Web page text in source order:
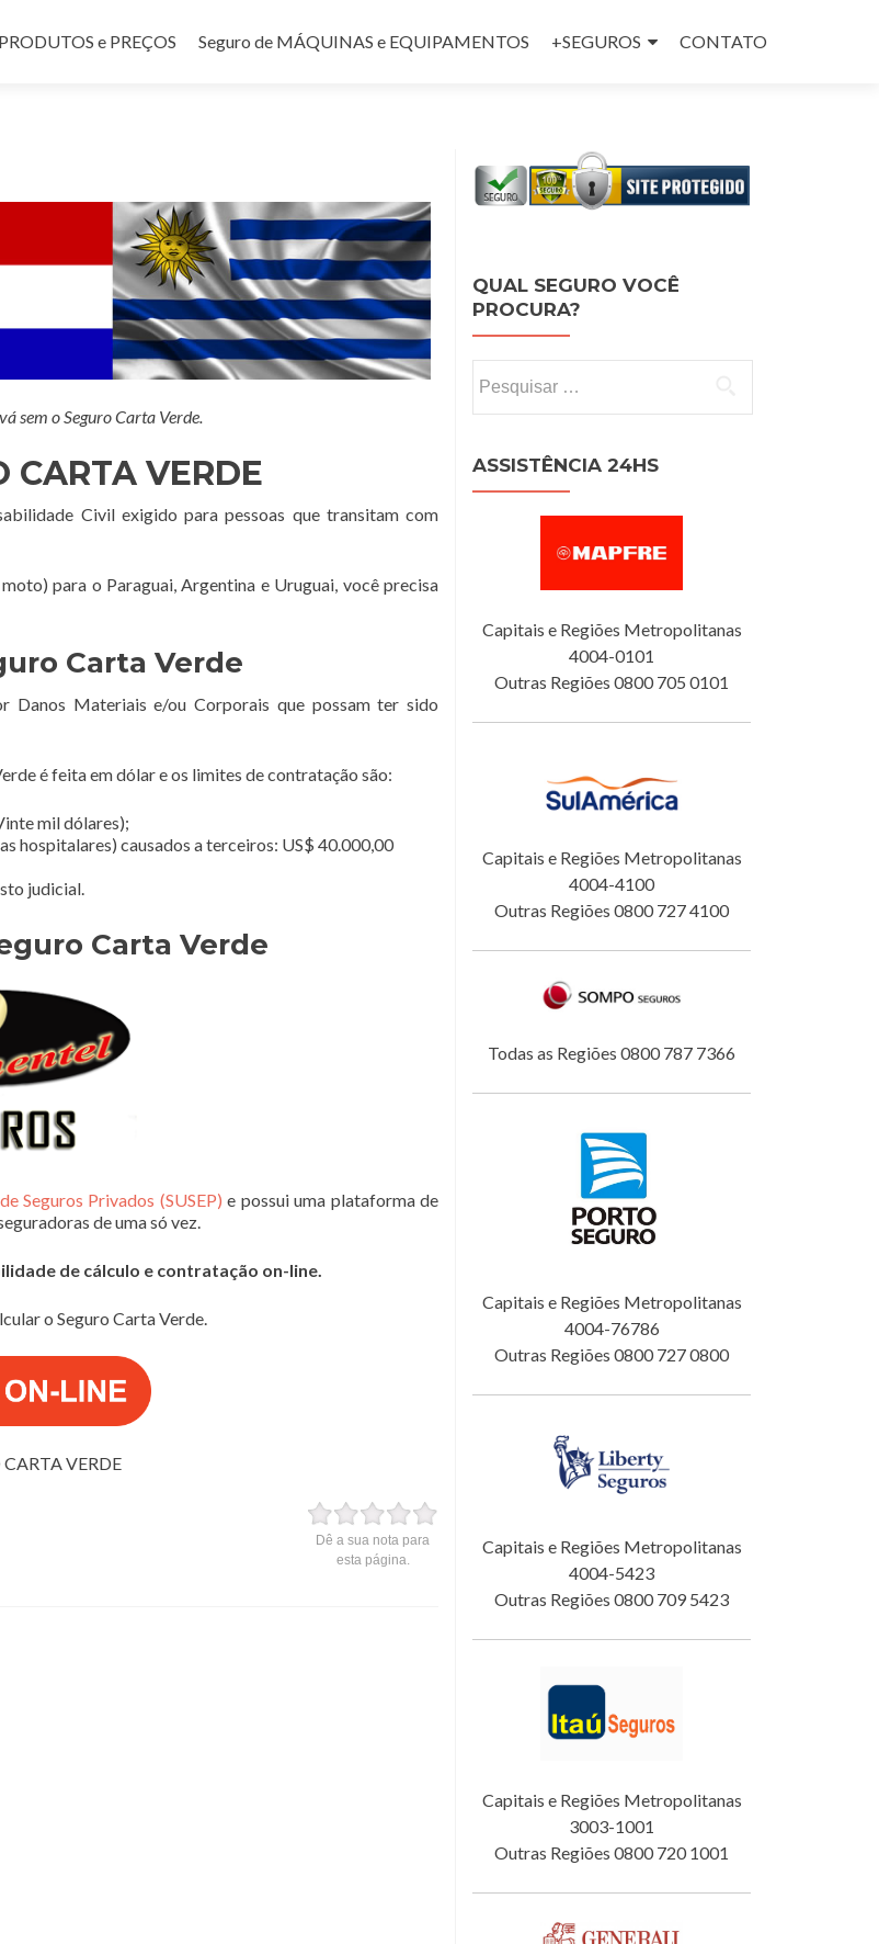
PRODUTOS e PREÇOS Seguro de MÁQUINAS e EQUIPAMENTOS +SEGUROS CONTATO
sem o Seguro Carta Verde.
CARTA VERDE
Civil exigido para pessoas que transitam com
para o Paraguai, Argentina e Uruguai, você precisa
Carta Verde
Materiais e/ou Corporais que possam ter sido
é feita em dólar e os limites de contratação são:
mil dólares);
hospitalares) causados a terceiros: US$ 40.000,00
judicial.
Carta Verde
Seguros Privados (SUSEP) e possui uma plataforma de
de uma só vez.
de cálculo e contratação on-line.
o Seguro Carta Verde.
VERDE
Dê a sua nota para
esta página.
QUAL SEGURO VOCÊ
PROCURA?
ASSISTÊNCIA 24HS
Capitais e Regiões Metropolitanas
4004-0101
Outras Regiões 0800 705 0101
Capitais e Regiões Metropolitanas
4004-4100
Outras Regiões 0800 727 4100
Todas as Regiões 0800 787 7366
Capitais e Regiões Metropolitanas
4004-76786
Outras Regiões 0800 727 0800
Capitais e Regiões Metropolitanas
4004-5423
Outras Regiões 0800 709 5423
Capitais e Regiões Metropolitanas
3003-1001
Outras Regiões 0800 720 1001